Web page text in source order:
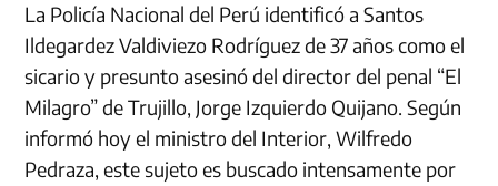
La Policía Nacional del Perú identificó a Santos
Ildegardez Valdiviezo Rodríguez de 37 años como el
sicario y presunto asesinó del director del penal “El
Milagro” de Trujillo, Jorge Izquierdo Quijano. Según
informó hoy el ministro del Interior, Wilfredo
Pedraza, este sujeto es buscado intensamente por